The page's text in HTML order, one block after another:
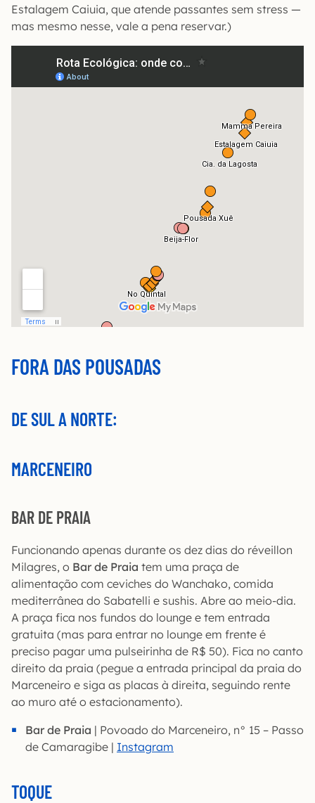
Estalagem Caiuia, que atende passantes sem stress —
mas mesmo nesse, vale a pena reservar.)
FORA DAS POUSADAS
DE SUL A NORTE:
MARCENEIRO
BAR DE PRAIA
Funcionando apenas durante os dez dias do réveillon
Milagres, o Bar de Praia tem uma praça de
alimentação com ceviches do Wanchako, comida
mediterrânea do Sabatelli e sushis. Abre ao meio-dia.
A praça fica nos fundos do lounge e tem entrada
gratuita (mas para entrar no lounge em frente é
preciso pagar uma pulseirinha de R$ 50). Fica no canto
direito da praia (pegue a entrada principal da praia do
Marceneiro e siga as placas à direita, seguindo rente
ao muro até o estacionamento).
Bar de Praia | Povoado do Marceneiro, n° 15 – Passo
de Camaragibe | Instagram
TOQUE